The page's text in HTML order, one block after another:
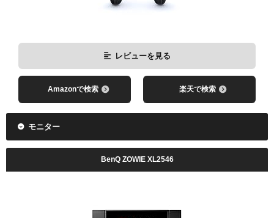
レビューを見る
Amazonで検索 楽天で検索
モニター
BenQ ZOWIE XL2546